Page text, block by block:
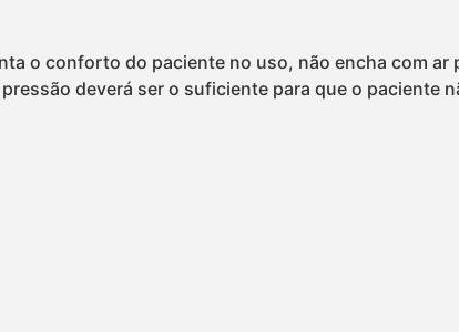
o conforto do paciente no uso, não encha com
deverá ser o suficiente para que o paciente